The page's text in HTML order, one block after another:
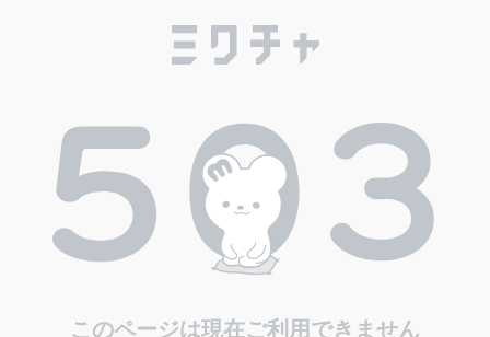
このページは現在ご利用できません